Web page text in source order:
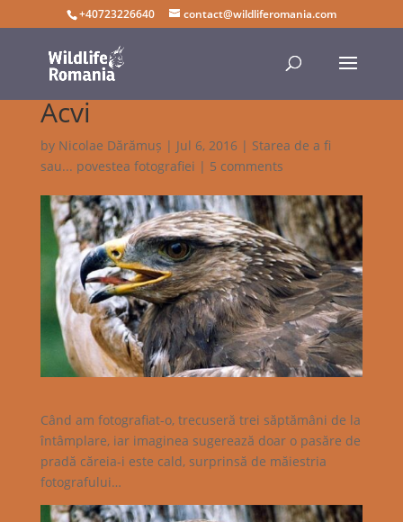
+40723226640 contact@wildliferomania.com
Acvi
by Nicolae Dărămuș | Jul 6, 2016| Starea de a fi
sau... povestea fotografiei | 5 comments
Când am fotografiat-o, trecuseră trei săptămâni de la
întâmplare, iar imaginea sugerează doar o pasăre de
pradă căreia-i este cald, surprinsă de măiestria
fotografului…